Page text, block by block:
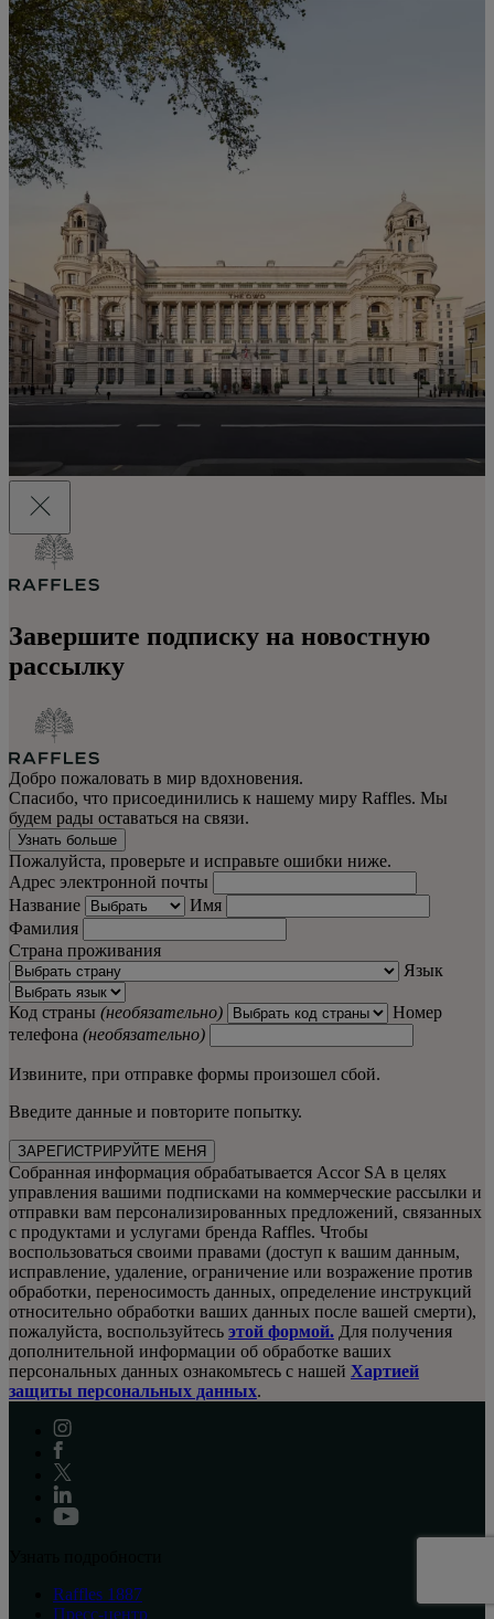
Завершите подписку на новостную
рассылку
Добро пожаловать в мир вдохновения.
Спасибо, что присоединились к нашему миру Raffles. Мы
будем рады оставаться на связи.
Узнать больше
Пожалуйста, проверьте и исправьте ошибки ниже.
Адрес электронной почты
Название
Имя
Фамилия
Страна проживания
Язык
Код страны (необязательно)
Номер
телефона (необязательно)
Извините, при отправке формы произошел сбой.
Введите данные и повторите попытку.
ЗАРЕГИСТРИРУЙТЕ МЕНЯ
Собранная информация обрабатывается Accor SA в целях
управления вашими подписками на коммерческие рассылки и
отправки вам персонализированных предложений, связанных
с продуктами и услугами бренда Raffles. Чтобы
воспользоваться своими правами (доступ к вашим данным,
исправление, удаление, ограничение или возражение против
обработки, переносимость данных, определение инструкций
относительно обработки ваших данных после вашей смерти),
пожалуйста, воспользуйтесь этой формой. Для получения
дополнительной информации об обработке ваших
персональных данных ознакомьтесь с нашей Хартией
защиты персональных данных.
Raffles 1887
Пресс-центр